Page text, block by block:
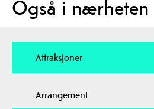
Også i nærheten
Attraksjoner
Arrangement